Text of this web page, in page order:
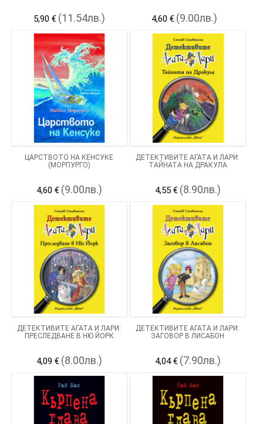
5,90 € (11.54лв.) 4,60 € (9.00лв.)
ЦАРСТВОТО НА КЕНСУКЕ
(МОРПУРГО)
4,60 € (9.00лв.)
ДЕТЕКТИВИТЕ АГАТА И ЛАРИ:
ТАЙНАТА НА ДРАКУЛА
4,55 € (8.90лв.)
ДЕТЕКТИВИТЕ АГАТА И ЛАРИ:
ПРЕСЛЕДВАНЕ В НЮ ЙОРК
4,09 € (8.00лв.)
ДЕТЕКТИВИТЕ АГАТА И ЛАРИ:
ЗАГОВОР В ЛИСАБОН
4,04 € (7.90лв.)